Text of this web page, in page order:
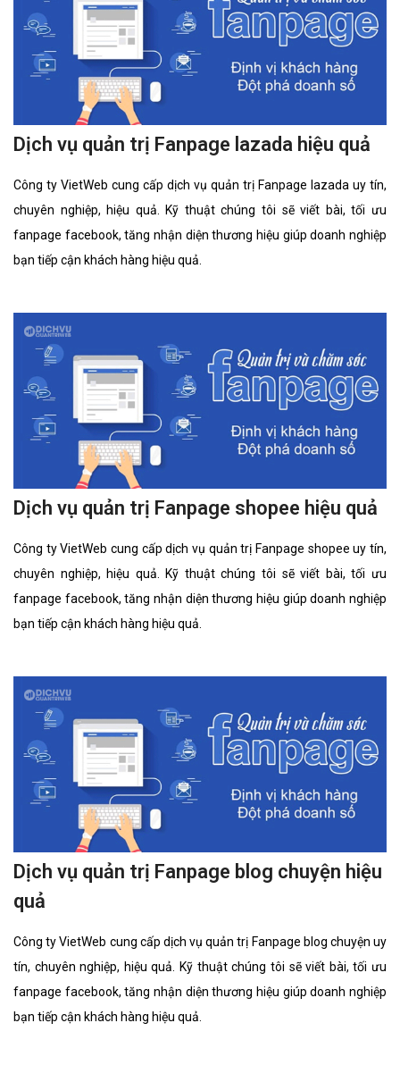
Dịch vụ quản trị Fanpage lazada hiệu quả
Công ty VietWeb cung cấp dịch vụ quản trị Fanpage lazada uy tín,
chuyên nghiệp, hiệu quả. Kỹ thuật chúng tôi sẽ viết bài, tối ưu
fanpage facebook, tăng nhận diện thương hiệu giúp doanh nghiệp
bạn tiếp cận khách hàng hiệu quả.
Dịch vụ quản trị Fanpage shopee hiệu quả
Công ty VietWeb cung cấp dịch vụ quản trị Fanpage shopee uy tín,
chuyên nghiệp, hiệu quả. Kỹ thuật chúng tôi sẽ viết bài, tối ưu
fanpage facebook, tăng nhận diện thương hiệu giúp doanh nghiệp
bạn tiếp cận khách hàng hiệu quả.
Dịch vụ quản trị Fanpage blog chuyện hiệu
quả
Công ty VietWeb cung cấp dịch vụ quản trị Fanpage blog chuyện uy
tín, chuyên nghiệp, hiệu quả. Kỹ thuật chúng tôi sẽ viết bài, tối ưu
fanpage facebook, tăng nhận diện thương hiệu giúp doanh nghiệp
bạn tiếp cận khách hàng hiệu quả.